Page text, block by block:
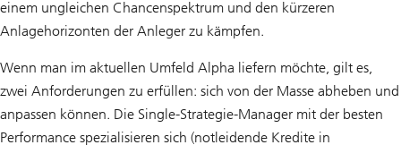
einem ungleichen Chancenspektrum und den kürzeren
Anlagehorizonten der Anleger zu kämpfen.
Wenn man im aktuellen Umfeld Alpha liefern möchte, gilt es,
zwei Anforderungen zu erfüllen: sich von der Masse abheben und
anpassen können. Die Single-Strategie-Manager mit der besten
Performance spezialisieren sich (notleidende Kredite in